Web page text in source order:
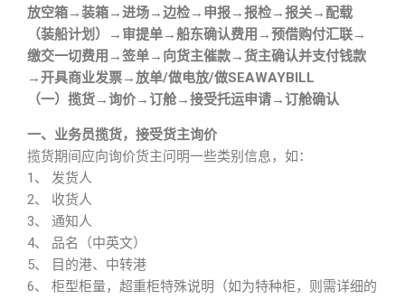
放空箱→装箱→进场→边检→申报→报检→报关→配载
（装船计划）→审提单→船东确认费用→预借购付汇联→
缴交一切费用→签单→向货主催款→货主确认并支付钱款
→开具商业发票→放单/做电放/做SEAWAYBILL
（一）揽货→询价→订舱→接受托运申请→订舱确认
一、业务员揽货，接受货主询价
揽货期间应向询价货主问明一些类别信息，如：
1、 发货人
2、 收货人
3、 通知人
4、 品名（中英文）
5、 目的港、中转港
6、 柜型柜量，超重柜特殊说明（如为特种柜，则需详细的